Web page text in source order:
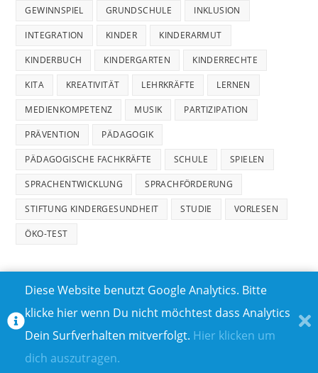
GEWINNSPIEL GRUNDSCHULE INKLUSION
INTEGRATION KINDER KINDERARMUT
KINDERBUCH KINDERGARTEN KINDERRECHTE
KITA KREATIVITÄT LEHRKRÄFTE LERNEN
MEDIENKOMPETENZ MUSIK PARTIZIPATION
PRÄVENTION PÄDAGOGIK
PÄDAGOGISCHE FACHKRÄFTE SCHULE SPIELEN
SPRACHENTWICKLUNG SPRACHFÖRDERUNG
STIFTUNG KINDERGESUNDHEIT STUDIE VORLESEN
ÖKO-TEST
TEILNAHMEBEDINGUNGEN FÜR GEWINNSPIELE
IMPRESSUM
ÜBER UNS I
Diese Website benutzt Google Analytics. Bitte
klicke hier wenn Du nicht möchtest dass Analytics
Dein Surfverhalten mitverfolgt. Hier klicken um
dich auszutragen.